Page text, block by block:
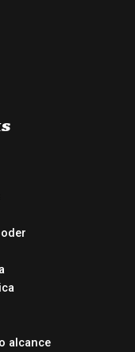
alcance